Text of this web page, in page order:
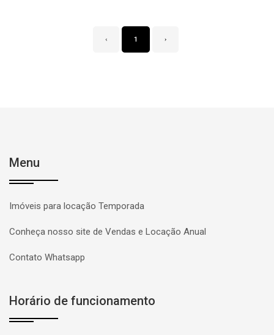
‹ 1 ›
Menu
Imóveis para locação Temporada
Conheça nosso site de Vendas e Locação Anual
Contato Whatsapp
Horário de funcionamento